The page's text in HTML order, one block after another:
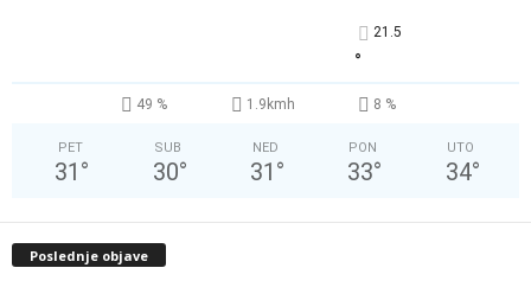
21.5
°
49 % 1.9kmh 8 %
PET
31 °
SUB
30°
NED
31 °
PON
33°
UTO
34°
Poslednje objave